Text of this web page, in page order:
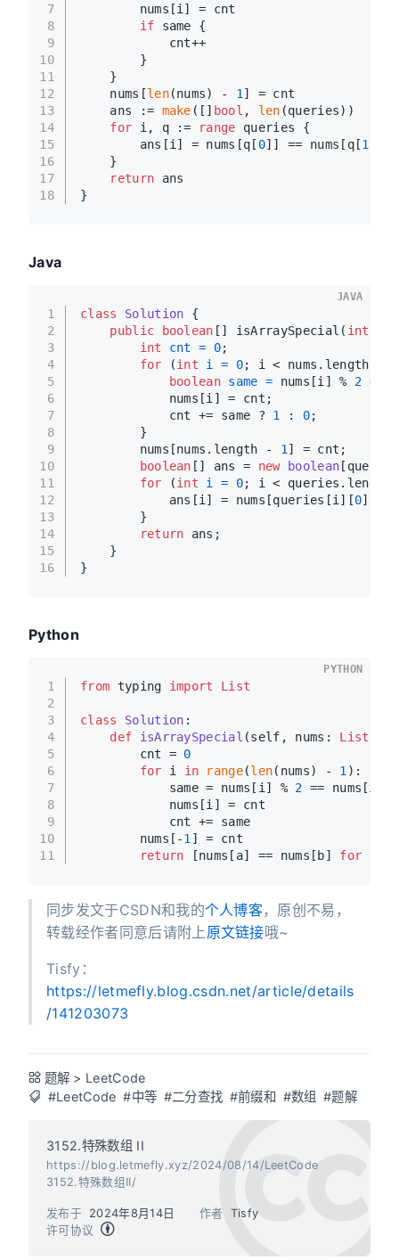
7
8
9
10
11
12
13
14
15
16
17
18
        nums[i] = cnt
if same {
            cnt++
        }
    }
    nums[
len(nums) - 1 ] = cnt
    ans :=
make ([] bool , len (queries))
for i, q := range queries {
        ans[i] = nums[q[
0]] == nums[q[1
    }
return ans
}
Java
1
2
3
4
5
6
7
8
9
10
11
12
13
14
15
16
class Solution {
public
boolean [] isArraySpecial( int
int
cnt = 0;
for (int i = 0; i < nums.length -
boolean same = nums[i] % 2 ==
            nums[i] = cnt;
            cnt += same ?
1 : 0;
        }
        nums[nums.length -
1 ] = cnt;
boolean [] ans = new boolean
for (int i = 0; i <
            ans[i] = nums[queries[i][
0]]
        }
return ans;
    }
}
JAVA
Python
1
2
3
4
5
6
7
8
9
10
11
from typing import List
class Solution :
def
isArraySpecial (self, nums: List
        cnt =
0
for i in range(len(nums) - 1 ):
            same = nums[i] %
2 == nums[i +
            nums[i] = cnt
            cnt += same
        nums[-
1 ] = cnt
return [nums[a] == nums[b] for
PYTHON
同步发文于CSDN和我的个人博客，原创不易，
转载经作者同意后请附上 原文链接哦~
Tisfy：
https://letmefly.blog.csdn.net/article/details
/141203073
题解 > LeetCode
#LeetCode #中等 #二分查找 #前缀和 #数组 #题解
3152.特殊数组 II
https://blog.letmefly.xyz/2024/08/14/LeetCode
3152.特殊数组II/
作者 Tisfy
发布于
2024年8月14日
许可协议